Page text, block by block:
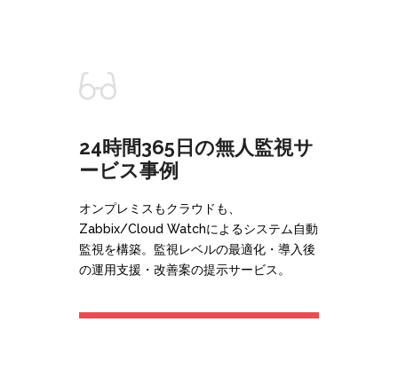
24時間365日の無人監視サ
ービス事例
オンプレミスもクラウドも、
Zabbix/Cloud Watchによるシステム自動
監視を構築。監視レベルの最適化・導入後
の運用支援・改善案の提示サービス。